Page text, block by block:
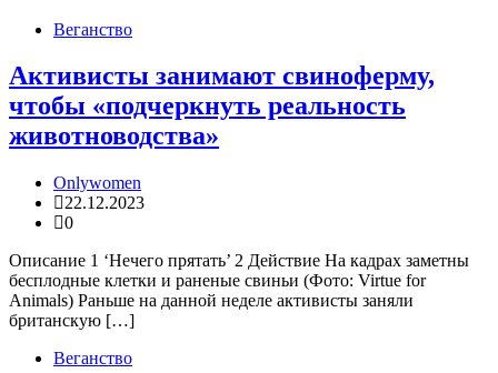
Веганство
Активисты занимают свиноферму,
чтобы «подчеркнуть реальность
животноводства»
Onlywomen
22.12.2023
0
Описание 1 ‘Нечего прятать’ 2 Действие На кадрах заметны
бесплодные клетки и раненые свиньи (Фото: Virtue for
Animals) Раньше на данной неделе активисты заняли
британскую […]
Веганство